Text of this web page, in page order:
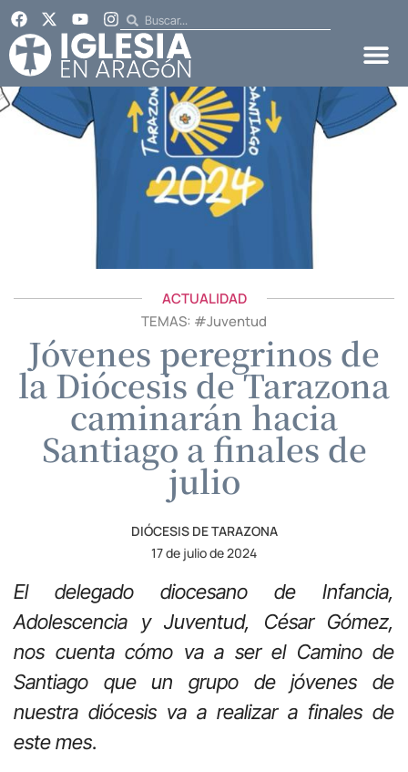
ACTUALIDAD
TEMAS: #Juventud
Jóvenes peregrinos de
la Diócesis de Tarazona
caminarán hacia
Santiago a finales de
julio
DIÓCESIS DE TARAZONA
17 de julio de 2024
El delegado diocesano de Infancia,
Adolescencia y Juventud, César Gómez,
nos cuenta cómo va a ser el Camino de
Santiago que un grupo de jóvenes de
nuestra diócesis va a realizar a finales de
este mes.